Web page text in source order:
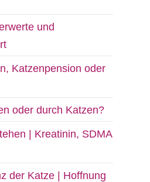
und
Katzenpension oder
oder durch Katzen?
| Kreatinin, SDMA
der Katze | Hoffnung